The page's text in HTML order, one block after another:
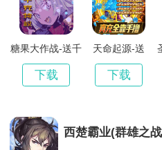
都比较小，玩的开心，有微
美的细腻的游戏设计风格。
这是福利超多的经典棋牌竞
式，你玩的会更多，支持自
着丰富的成长任务，登录也轻
糖果大作战-送千
下载
天命起源-送
下载
西楚霸业(群雄之